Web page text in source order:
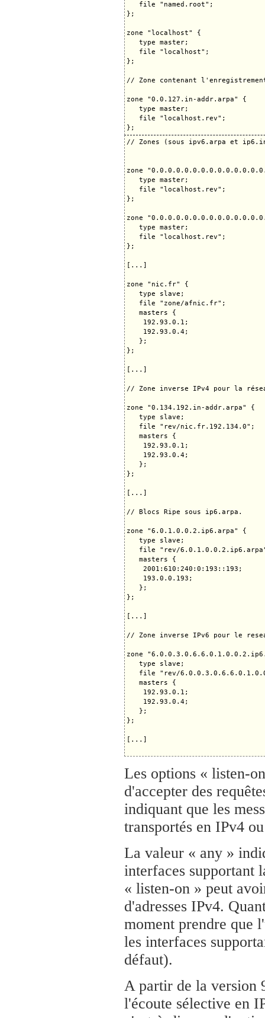
   file "named.root";
};
zone "localhost" {
   type master;
   file "localhost";
};
// Zone contenant
zone "0.0.127.in-addr.arpa" {
   type master;
   file "localhost.rev";
// Zones (sous ipv6.arpa et
zone
   type master;
   file "localhost.rev";
};
zone
   type master;
   file "localhost.rev";
};
[...]
zone "nic.fr" {
   type slave;
   file "zone/afnic.fr";
   masters {
    192.93.0.1;
    192.93.0.4;
   };
};
[...]
// Zone inverse IPv4 pour la
zone "0.134.192.in-addr.arpa" {
   type slave;
   file "rev/nic.fr.192.134.0";
   masters {
    192.93.0.1;
    192.93.0.4;
   };
};
[...]
// Blocs Ripe sous ip6.arpa.
zone "6.0.1.0.0.2.ip6.arpa" {
   type slave;
file "rev/
   masters {
    2001:610:240:0:193::193;
    193.0.0.193;
   };
};
[...]
// Zone inverse IPv6 pour le
zone
   type slave;
file "rev/
   masters {
    192.93.0.1;
    192.93.0.4;
   };
};
[...]
Les options « listen-
d'accepter des
indiquant que les
transportés en IPv4
La valeur « any »
interfaces supportant
« listen-on » peut
d'adresses IPv4.
moment prendre que
les interfaces
défaut).
A partir de la version
l'écoute sélective en